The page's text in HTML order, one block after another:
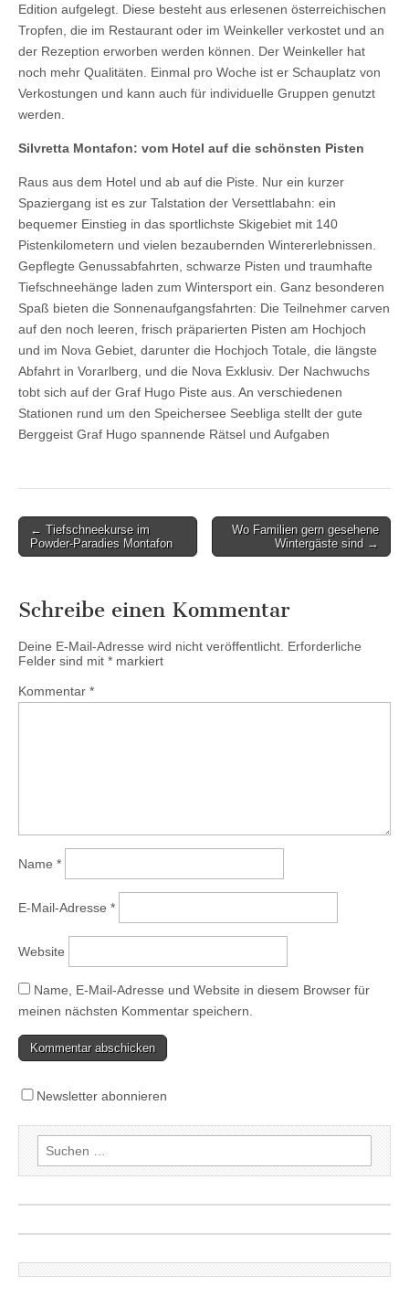
Edition aufgelegt. Diese besteht aus erlesenen österreichischen
Tropfen, die im Restaurant oder im Weinkeller verkostet und an
der Rezeption erworben werden können. Der Weinkeller hat
noch mehr Qualitäten. Einmal pro Woche ist er Schauplatz von
Verkostungen und kann auch für individuelle Gruppen genutzt
werden.
Silvretta Montafon: vom Hotel auf die schönsten Pisten
Raus aus dem Hotel und ab auf die Piste. Nur ein kurzer
Spaziergang ist es zur Talstation der Versettlabahn: ein
bequemer Einstieg in das sportlichste Skigebiet mit 140
Pistenkilometern und vielen bezaubernden Wintererlebnissen.
Gepflegte Genussabfahrten, schwarze Pisten und traumhafte
Tiefschneehänge laden zum Wintersport ein. Ganz besonderen
Spaß bieten die Sonnenaufgangsfahrten: Die Teilnehmer carven
auf den noch leeren, frisch präparierten Pisten am Hochjoch
und im Nova Gebiet, darunter die Hochjoch Totale, die längste
Abfahrt in Vorarlberg, und die Nova Exklusiv. Der Nachwuchs
tobt sich auf der Graf Hugo Piste aus. An verschiedenen
Stationen rund um den Speichersee Seebliga stellt der gute
Berggeist Graf Hugo spannende Rätsel und Aufgaben
Post
navigation
← Tiefschneekurse im
Powder-Paradies Montafon
Wo Familien gern gesehene
Wintergäste sind →
Schreibe einen Kommentar
Deine E-Mail-Adresse wird nicht veröffentlicht. Erforderliche
Felder sind mit * markiert
Kommentar *
Name *
E-Mail-Adresse *
Website
Name, E-Mail-Adresse und Website in diesem Browser für
meinen nächsten Kommentar speichern.
Newsletter abonnieren
Suchen
nach: